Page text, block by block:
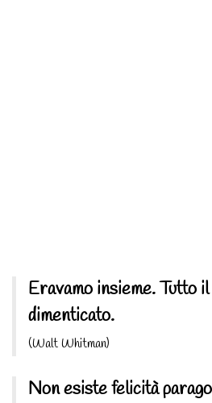
Eravamo insieme. Tutto
dimenticato.
(Walt Whitman)
Non esiste felicità